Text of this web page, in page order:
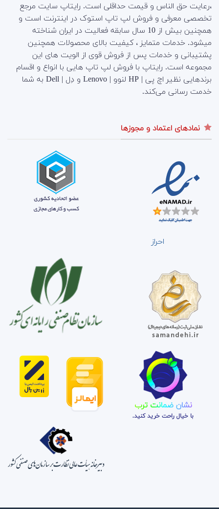
،رعایت حق الناس و قیمت حداقلی است. رایتاپ سایت مرجع
تخصصی معرفی و فروش لپ تاپ استوک در اینترنت است و
همچنین بیش از 10 سال سابقه فعالیت در ایران شناخته
میشود. خدمات متمایز ، کیفیت بالای محصولات همچنین
پشتیبانی و خدمات پس از فروش قوی از الویت های این
مجموعه است. رایتاپ با فروش لپ تاپ هایی با انواع و اقسام
برندهایی نظیر اچ پی | HP لنوو | Lenovo و دِل | Dell به شما
خدمت رسانی می‌کند.
نمادهای اعتماد و مجوزها
احراز
نشان ضمانت ترب
با خیال راحت خرید کنید.